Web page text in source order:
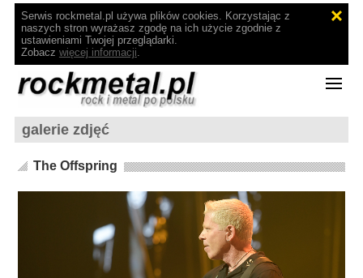
Serwis rockmetal.pl używa plików cookies. Korzystając z
naszych stron wyrażasz zgodę na ich użycie zgodnie z
ustawieniami Twojej przeglądarki.
Zobacz więcej informacji.
galerie zdjęć
The Offspring